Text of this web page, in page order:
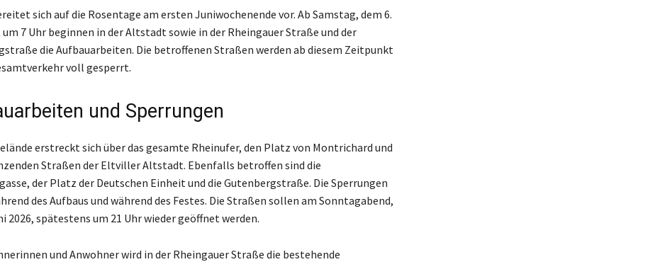
sich auf die Rosentage am ersten Juniwochenende vor. Ab Samstag, dem 6.
um 7 Uhr beginnen in der Altstadt sowie in der Rheingauer Straße und der
die Aufbauarbeiten. Die betroffenen Straßen werden ab diesem Zeitpunkt
voll gesperrt.
und Sperrungen
erstreckt sich über das gesamte Rheinufer, den Platz von Montrichard und
Straßen der Eltviller Altstadt. Ebenfalls betroffen sind die
der Platz der Deutschen Einheit und die Gutenbergstraße. Die Sperrungen
des Aufbaus und während des Festes. Die Straßen sollen am Sonntagabend,
2026, spätestens um 21 Uhr wieder geöffnet werden.
und Anwohner wird in der Rheingauer Straße die bestehende